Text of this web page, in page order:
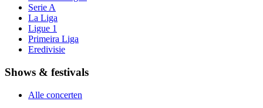
Serie A
La Liga
Ligue 1
Primeira Liga
Eredivisie
Shows & festivals
Alle concerten